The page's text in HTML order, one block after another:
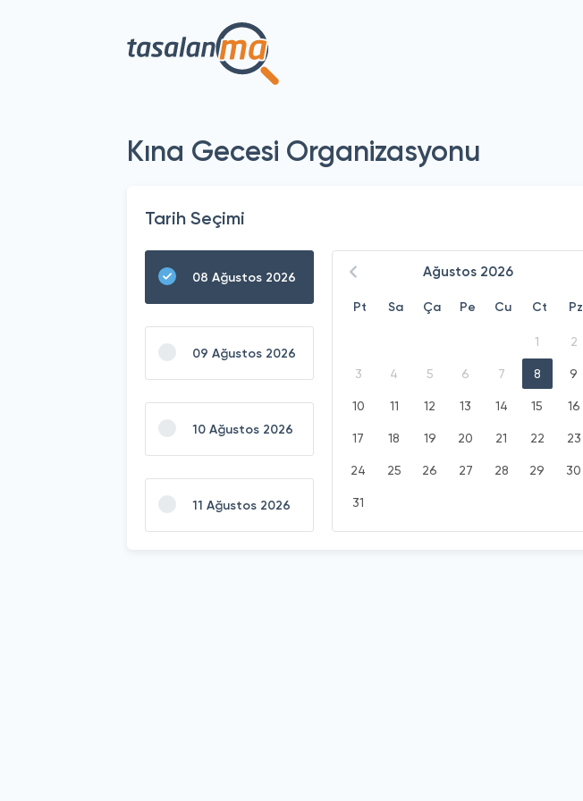
Kına Gecesi Organizasyonu
Tarih Seçimi
08 Ağustos 2026
09 Ağustos 2026
10 Ağustos 2026
11 Ağustos 2026
Ağustos 2026
Pt Sa Ça Pe Cu Ct Pz
1 2
3 4 5 6 7 8 9
10 11 12 13 14 15 16
17 18 19 20 21 22 23
24 25 26 27 28 29 30
31